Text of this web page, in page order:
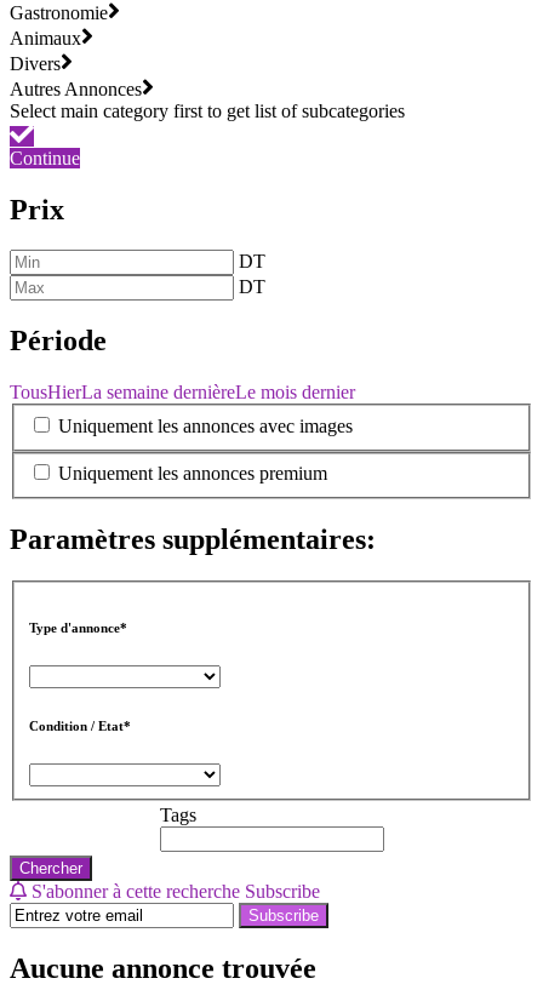
Gastronomie
Animaux
Divers
Autres Annonces
Continue
Prix
DT
DT
Période
TousHierLa semaine dernièreLe mois dernier
Uniquement les annonces avec images
Uniquement les annonces premium
Paramètres supplémentaires:
Type d'annonce*
Condition / Etat*
Tags
Chercher
S'abonner à cette recherche Subscribe
Subscribe
Aucune annonce trouvée